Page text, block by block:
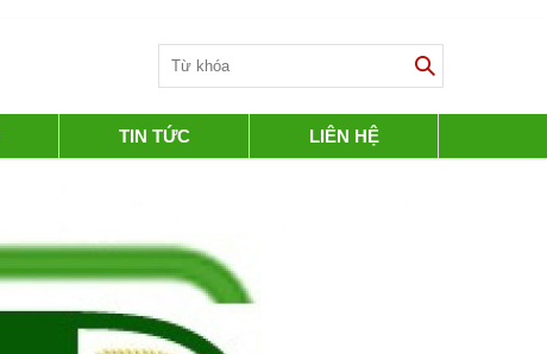
TIN TỨC LIÊN HỆ